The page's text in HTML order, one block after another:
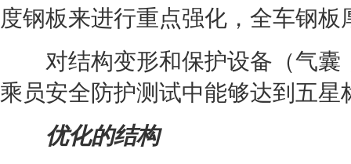
度钢板来进行重点强化，全车钢板
对结构变形和保护设备（气囊
乘员安全防护测试中能够达到五星
优化的结构